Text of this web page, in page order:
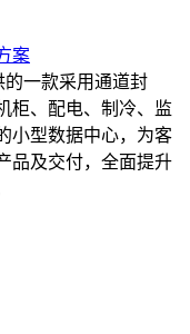
案
一款采用通道封
柜、配电、制冷、监
小型数据中心，为客
品及交付，全面提升